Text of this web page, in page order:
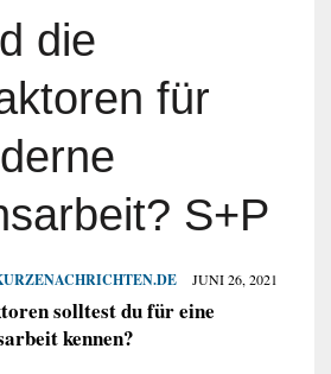
die
für
S+P
JUNI 26, 2021
solltest du für eine
kennen?